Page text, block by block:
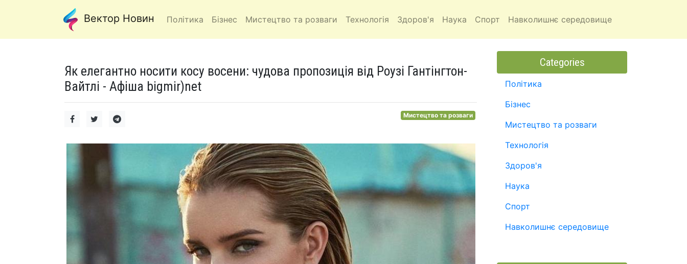
Вектор Новин Політика Бізнес Мистецтво та розваги Технологія Здоров'я Наука Спорт Навколишнє середовище
Як елегантно носити косу восени: чудова пропозиція від Роузі Гантінгтон-
Вайтлі - Афіша bigmir)net
Мистецтво та розваги
Categories
Політика
Бізнес
Мистецтво та розваги
Технологія
Здоров'я
Наука
Спорт
Навколишнє середовище